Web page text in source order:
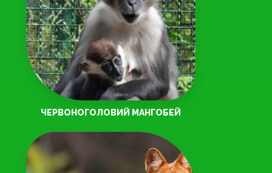
ЧЕРВОНОГОЛОВИЙ МАНГОБЕЙ